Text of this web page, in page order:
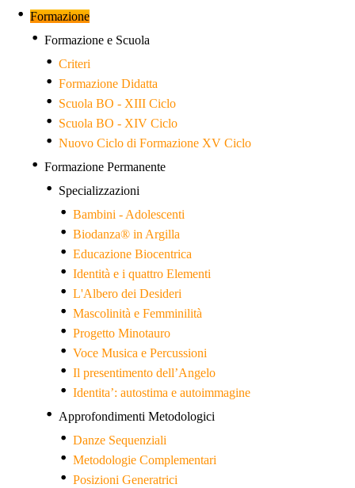
Formazione
Formazione e Scuola
Criteri
Formazione Didatta
Scuola BO - XIII Ciclo
Scuola BO - XIV Ciclo
Nuovo Ciclo di Formazione XV Ciclo
Formazione Permanente
Specializzazioni
Bambini - Adolescenti
Biodanza® in Argilla
Educazione Biocentrica
Identità e i quattro Elementi
L'Albero dei Desideri
Mascolinità e Femminilità
Progetto Minotauro
Voce Musica e Percussioni
Il presentimento dell’Angelo
Identita’: autostima e autoimmagine
Approfondimenti Metodologici
Danze Sequenziali
Metodologie Complementari
Posizioni Generatrici